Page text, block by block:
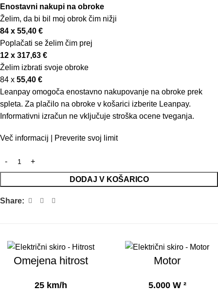
Enostavni nakupi na obroke
Želim, da bi bil moj obrok čim nižji
84 x 55,40 €
Poplačati se želim čim prej
12 x 317,63 €
Želim izbrati svoje obroke
84 x 55,40 €
Leanpay omogoča enostavno nakupovanje na obroke prek
spleta. Za plačilo na obroke v košarici izberite Leanpay.
Informativni izračun ne vključuje stroška ocene tveganja.
Več informacij Preverite svoj limit
DODAJ V KOŠARICO
Share:
Omejena hitrost
25 km/h
Motor
5.000 W ²